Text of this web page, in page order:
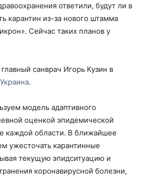
ответили, будут ли в
карантин из-за нового штамма
Сейчас таких планов у
санврач Игорь Кузин в
.
модель адаптивного
оценкой эпидемической
каждой области. В ближайшее
ужесточать карантинные
текущую эпидситуацию и
коронавирусной болезни,